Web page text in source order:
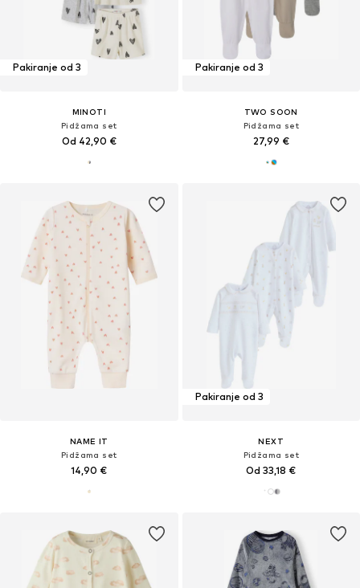
Pakiranje od 3
MINOTI
Pidžama set
Od 42,90 €
Pakiranje od 3
TWO SOON
Pidžama set
27,99 €
NAME IT
Pidžama set
14,90 €
Pakiranje od 3
NEXT
Pidžama set
Od 33,18 €